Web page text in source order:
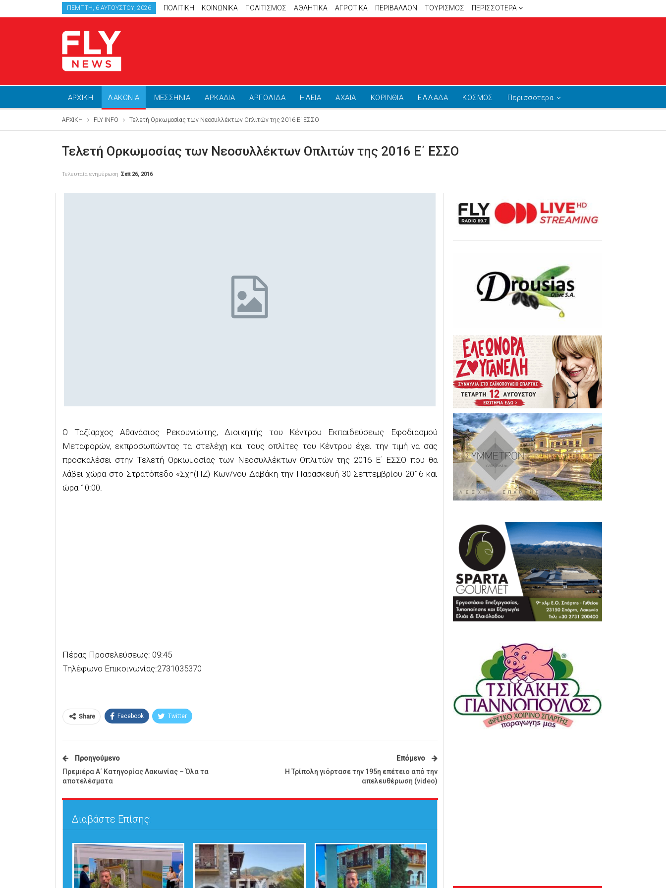
ΠΈΜΠΤΗ, 6 ΑΥΓΟΎΣΤΟΥ, 2026 ΠΟΛΙΤΙΚΗ ΚΟΙΝΩΝΙΚΑ ΠΟΛΙΤΙΣΜΟΣ ΑΘΛΗΤΙΚΆ ΑΓΡΟΤΙΚΑ ΠΕΡΙΒΑΛΛΟΝ ΤΟΥΡΙΣΜΟΣ ΠΕΡΙΣΣΌΤΕΡΑ
ΑΡΧΙΚΗ ΛΑΚΩΝΙΑ ΜΕΣΣΗΝΙΑ ΑΡΚΑΔΙΑ ΑΡΓΟΛΙΔΑ ΗΛΕΙΑ ΑΧΑΪΑ ΚΟΡΙΝΘΙΑ ΕΛΛΑΔΑ ΚΟΣΜΟΣ Περισσότερα
ΑΡΧΙΚΗ FLY INFO Τελετή Ορκωμοσίας των Νεοσυλλέκτων Οπλιτών της 2016 Ε΄ ΕΣΣΟ
Τελετή Ορκωμοσίας των Νεοσυλλέκτων Οπλιτών της 2016 Ε΄ ΕΣΣΟ
Τελευταία ενημέρωση Σεπ 26, 2016
Ο Ταξίαρχος Αθανάσιος Ρεκουνιώτης, Διοικητής του Κέντρου Εκπαιδεύσεως Εφοδιασμού
Μεταφορών, εκπροσωπώντας τα στελέχη και τους οπλίτες του Κέντρου έχει την τιμή να σας
προσκαλέσει στην Τελετή Ορκωμοσίας των Νεοσυλλέκτων Οπλιτών της 2016 Ε΄ ΕΣΣΟ που θα
λάβει χώρα στο Στρατόπεδο «Σχη(ΠΖ) Κων/νου Δαβάκη την Παρασκευή 30 Σεπτεμβρίου 2016 και
ώρα 10:00.
Πέρας Προσελεύσεως: 09:45
Τηλέφωνο Επικοινωνίας:2731035370
Share Facebook Twitter
Προηγούμενο
Πρεμιέρα Α΄ Κατηγορίας Λακωνίας – Όλα τα
αποτελέσματα
Επόμενο
Η Τρίπολη γιόρτασε την 195η επέτειο από την
απελευθέρωση (video)
Διαβάστε Επίσης: